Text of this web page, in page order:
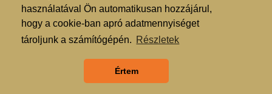
használatával Ön automatikusan hozzájárul,
hogy a cookie-ban apró adatmennyiséget
tároljunk a számítógépén. Részletek
Értem
Hogyan lehet vásárolni?
GDPR
ÁSZF